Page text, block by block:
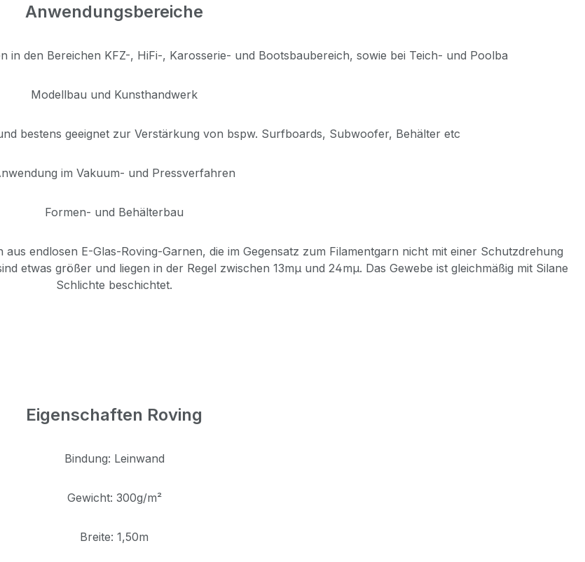
Anwendungsbereiche
in den Bereichen KFZ-, HiFi-, Karosserie- und Bootsbaubereich, sowie bei Teich- und Poolba
Modellbau und Kunsthandwerk
bestens geeignet zur Verstärkung von bspw. Surfboards, Subwoofer, Behälter etc
im Vakuum- und Pressverfahren
Formen- und Behälterbau
endlosen E-Glas-Roving-Garnen, die im Gegensatz zum Filamentgarn nicht mit einer Schutzdrehung
etwas größer und liegen in der Regel zwischen 13mμ und 24mμ. Das Gewebe ist gleichmäßig mit Silane
Schlichte beschichtet.
Eigenschaften Roving
Bindung: Leinwand
Gewicht: 300g/m²
Breite: 1,50m